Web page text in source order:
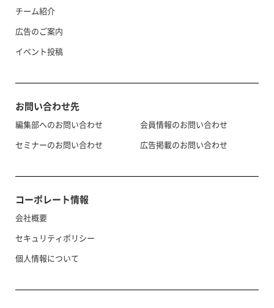
チーム紹介
広告のご案内
イベント投稿
お問い合わせ先
編集部へのお問い合わせ
セミナーのお問い合わせ
会員情報のお問い合わせ
広告掲載のお問い合わせ
コーポレート情報
会社概要
セキュリティポリシー
個人情報について